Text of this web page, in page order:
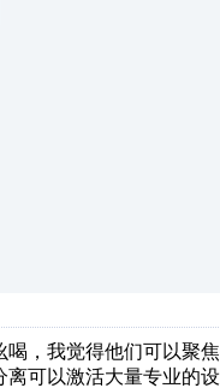
喝，我觉得他们可以
可以激活大量专业的